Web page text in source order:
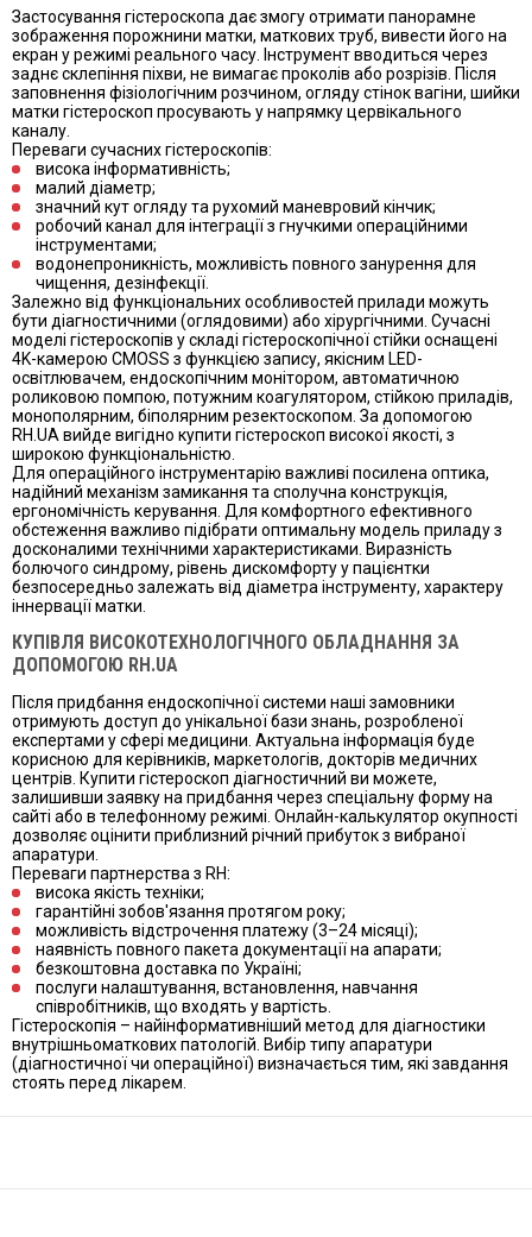
Застосування гістероскопа дає змогу отримати панорамне
зображення порожнини матки, маткових труб, вивести його на
екран у режимі реального часу. Інструмент вводиться через
заднє склепіння піхви, не вимагає проколів або розрізів. Після
заповнення фізіологічним розчином, огляду стінок вагіни, шийки
матки гістероскоп просувають у напрямку цервікального
каналу.
Переваги сучасних гістероскопів:
висока інформативність;
малий діаметр;
значний кут огляду та рухомий маневровий кінчик;
робочий канал для інтеграції з гнучкими операційними
інструментами;
водонепроникність, можливість повного занурення для
чищення, дезінфекції.
Залежно від функціональних особливостей прилади можуть
бути діагностичними (оглядовими) або хірургічними. Сучасні
моделі гістероскопів у складі гістероскопічної стійки оснащені
4K-камерою CMOSS з функцією запису, якісним LED-
освітлювачем, ендоскопічним монітором, автоматичною
роликовою помпою, потужним коагулятором, стійкою приладів,
монополярним, біполярним резектоскопом. За допомогою
RH.UA вийде вигідно купити гістероскоп високої якості, з
широкою функціональністю.
Для операційного інструментарію важливі посилена оптика,
надійний механізм замикання та сполучна конструкція,
ергономічність керування. Для комфортного ефективного
обстеження важливо підібрати оптимальну модель приладу з
досконалими технічними характеристиками. Виразність
болючого синдрому, рівень дискомфорту у пацієнтки
безпосередньо залежать від діаметра інструменту, характеру
іннервації матки.
КУПІВЛЯ ВИСОКОТЕХНОЛОГІЧНОГО ОБЛАДНАННЯ ЗА
ДОПОМОГОЮ RH.UA
Після придбання ендоскопічної системи наші замовники
отримують доступ до унікальної бази знань, розробленої
експертами у сфері медицини. Актуальна інформація буде
корисною для керівників, маркетологів, докторів медичних
центрів. Купити гістероскоп діагностичний ви можете,
залишивши заявку на придбання через спеціальну форму на
сайті або в телефонному режимі. Онлайн-калькулятор окупності
дозволяє оцінити приблизний річний прибуток з вибраної
апаратури.
Переваги партнерства з RH:
висока якість техніки;
гарантійні зобов'язання протягом року;
можливість відстрочення платежу (3–24 місяці);
наявність повного пакета документації на апарати;
безкоштовна доставка по Україні;
послуги налаштування, встановлення, навчання
співробітників, що входять у вартість.
Гістероскопія – найінформативніший метод для діагностики
внутрішньоматкових патологій. Вибір типу апаратури
(діагностичної чи операційної) визначається тим, які завдання
стоять перед лікарем.